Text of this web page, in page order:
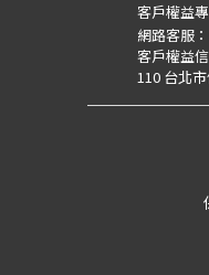
客戶權益
網路客服：
客戶權益信
110 台北